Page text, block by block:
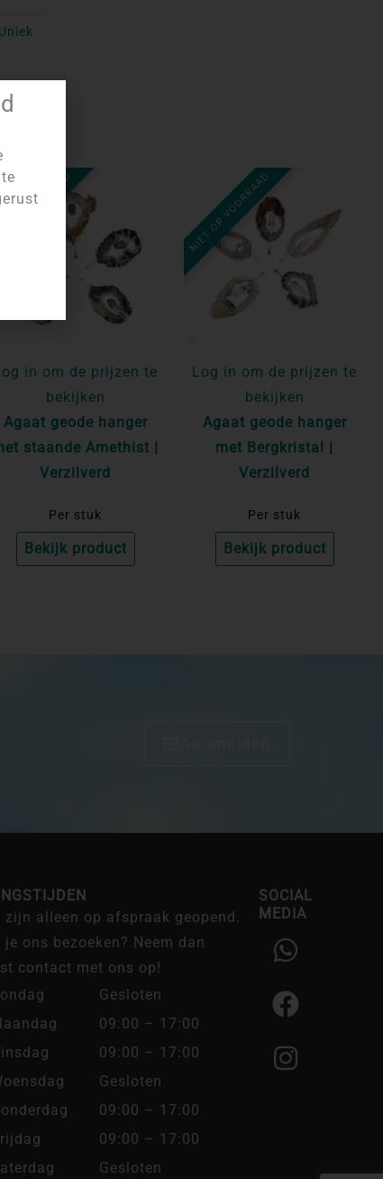
Uniek
VOORRAAD
in om de prijzen te
bekijken
Agaat geode hanger
staande Amethist |
Verzilverd
Per stuk
Bekijk product
NIET OP VOORRAAD
Log in om de prijzen te
bekijken
Agaat geode hanger
met Bergkristal |
Verzilverd
Per stuk
Bekijk product
zijn alleen op afspraak geopend.
je ons bezoeken? Neem dan
contact met ons op!
Gesloten
09:00 – 17:00
09:00 – 17:00
Gesloten
09:00 – 17:00
09:00 – 17:00
Gesloten
SOCIAL
MEDIA
W
h
a
t
s
a
F
a
c
e
b
o
I
n
s
t
a
g